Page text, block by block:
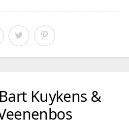
Kuykens &